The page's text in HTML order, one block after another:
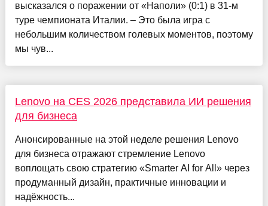
высказался о поражении от «Наполи» (0:1) в 31-м
туре чемпионата Италии. – Это была игра с
небольшим количеством голевых моментов, поэтому
мы чув...
Lenovo на CES 2026 представила ИИ решения
для бизнеса
Анонсированные на этой неделе решения Lenovo
для бизнеса отражают стремление Lenovo
воплощать свою стратегию «Smarter AI for All» через
продуманный дизайн, практичные инновации и
надёжность...